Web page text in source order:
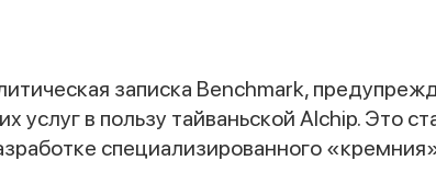
записка Benchmark,
услуг в пользу тайваньской AIchip. Это
специализированного